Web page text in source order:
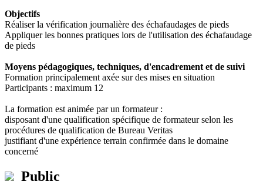
Objectifs
Réaliser la vérification journalière des échafaudages de pieds
Appliquer les bonnes pratiques lors de l'utilisation des échafaudage
de pieds
Moyens pédagogiques, techniques, d'encadrement et de suivi
Formation principalement axée sur des mises en situation
Participants : maximum 12
La formation est animée par un formateur :
disposant d'une qualification spécifique de formateur selon les
procédures de qualification de Bureau Veritas
justifiant d'une expérience terrain confirmée dans le domaine
concerné
Public